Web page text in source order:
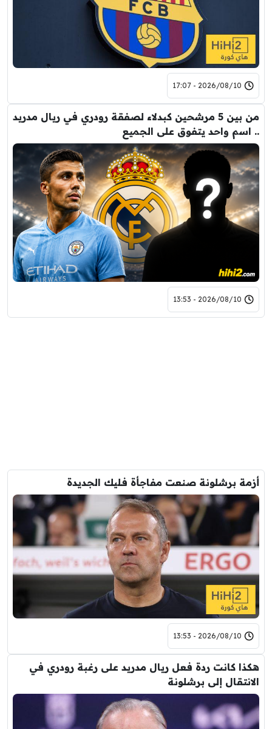
2026/08/10 - 17:07
من بين 5 مرشحين كبدلاء لصفقة رودري في ريال مدريد
.. اسم واحد يتفوق على الجميع
2026/08/10 - 13:53
أزمة برشلونة صنعت مفاجأة فليك الجديدة
2026/08/10 - 13:53
هكذا كانت ردة فعل ريال مدريد على رغبة رودري في
الانتقال إلى برشلونة